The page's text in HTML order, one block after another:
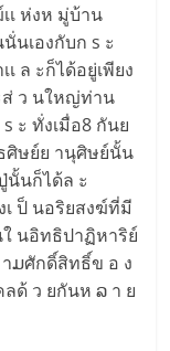
เ ห่งห มู่บ้าน
นเองกับก s ะ
ล ะก็ได้อยู่เพียง
ส่ ว นใหญ่ท่าน
ะ ทั่งเมื่อ8 กันย
ศิษย์ย านุศิษย์นั้น
นั้นก็ได้ล ะ
เ ป็ นอริยสงฆ์ที่มี
ใ นอิทธิปาฏิหาริย์
าມศักดิ์สิทธิ์ข อ ง
ด้ ว ยกันห ລ า ย